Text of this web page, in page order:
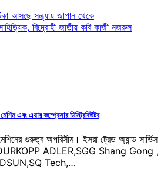
আসছে সন্ধ্যায় জাপান থেকে
বিদ্রোহী জাতীয় কবি কাজী নজরুল
এবং এয়ার কম্প্রেসার ডিস্ট্রিবিউটর
গুরুত্ব অপরিসীম। ইসরা ট্রেড অ্যান্ড সার্ভিস
ADLER,SGG Shang Gong ,
Tech,…